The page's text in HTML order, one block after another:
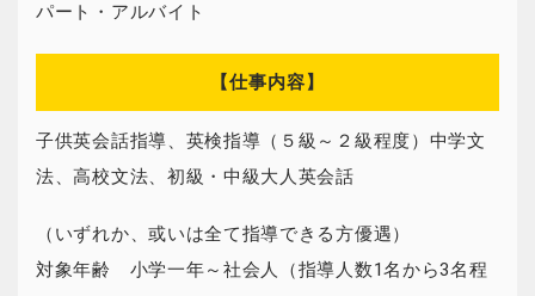
パート・アルバイト
【仕事内容】
子供英会話指導、英検指導（５級～２級程度）中学文
法、高校文法、初級・中級大人英会話
（いずれか、或いは全て指導できる方優遇）
対象年齢 小学一年～社会人（指導人数1名から3名程